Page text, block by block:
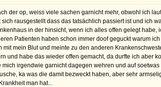
der op, weiss viele sachen garnicht mehr, obwohl ich
rausgestellt dass das tatsächlich passiert ist und ich
in der hinsicht, wenn ich alles offen gelegt
Patienten haben schon immer doof geguckt warum
mein Blut und meinte zu den anderen
und habe das wieder offen gemacht, da durfte ich aber
irgendwie garnicht dagegen wehren und auf
ka was die damit bezweckt haben, aber sehr
man hat...